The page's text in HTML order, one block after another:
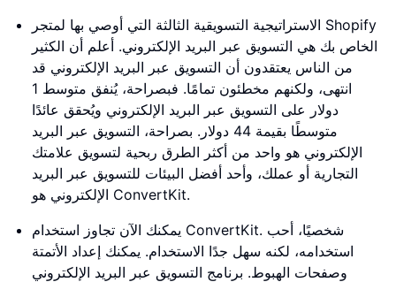
الاستراتيجية التسويقية الثالثة التي أوصي بها لمتجر Shopify
الخاص بك هي التسويق عبر البريد الإلكتروني. أعلم أن الكثير
من الناس يعتقدون أن التسويق عبر البريد الإلكتروني قد
انتهى، ولكنهم مخطئون تمامًا. فبصراحة، يُنفق متوسط 1
دولار على التسويق عبر البريد الإلكتروني ويُحقق عائدًا
متوسطًا بقيمة 44 دولار. بصراحة، التسويق عبر البريد
الإلكتروني هو واحد من أكثر الطرق ربحية لتسويق علامتك
التجارية أو عملك، وأحد أفضل البيئات للتسويق عبر البريد
الإلكتروني هو ConvertKit.
يمكنك الآن تجاوز استخدام ConvertKit. شخصيًا، أحب
استخدامه، لكنه سهل جدًا الاستخدام. يمكنك إعداد الأتمتة
وصفحات الهبوط. برنامج التسويق عبر البريد الإلكتروني